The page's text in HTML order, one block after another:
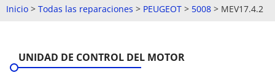
Inicio > Todas las reparaciones > PEUGEOT > 5008 > MEV17.4.2
UNIDAD DE CONTROL DEL MOTOR